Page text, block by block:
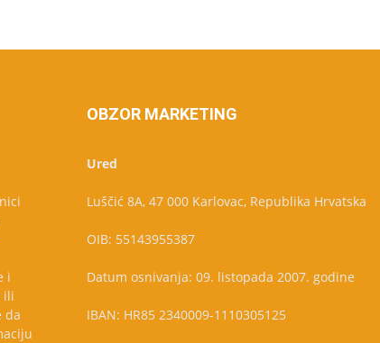
i
ili
da
OBZOR MARKETING
Ured
Luščić 8A, 47 000 Karlovac, Republika Hrvatska
OIB: 55143955387
Datum osnivanja: 09. listopada 2007. godine
IBAN: HR85 2340009-1110305125